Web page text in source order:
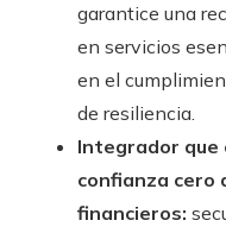
garantice una
en servicios
en el
de resiliencia.
Integrador
confianza cero
financieros: